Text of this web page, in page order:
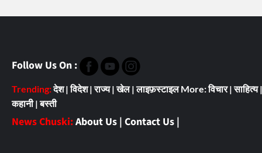
Follow Us On :
Trending:देश|विदेश|राज्य|खेल|लाइफ़स्टाइल More:विचार|साहित्य|
कहानी|बस्ती
News Chuski:About Us | Contact Us |